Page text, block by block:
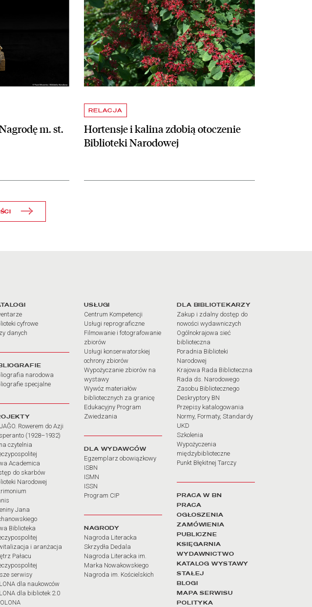
m. st.
RELACJA
Hortensje i kalina zdobią otoczenie
Biblioteki Narodowej
działów
cyfrowe
danych
narodowa
specjalne
Rowerem do Azji
(1928–1932)
czytelnia
Academica
do skarbów
Narodowej
Jana
Biblioteka
i aranżacja
Pałacu
serwisy
dla naukowców
dla bibliotek 2.0
USŁUGI
Centrum Kompetencji
Usługi reprograficzne
Filmowanie i fotografowanie
zbiorów
Usługi konserwatorskiej
ochrony zbiorów
Wypożyczanie zbiorów na
wystawy
Wywóz materiałów
bibliotecznych za granicę
Edukacyjny Program
Zwiedzania
DLA WYDAWCÓW
Egzemplarz obowiązkowy
ISBN
ISMN
ISSN
Program CIP
NAGRODY
Nagroda Literacka
Skrzydła Dedala
Nagroda Literacka im.
Marka Nowakowskiego
Nagroda im. Kościelskich
DLA BIBLIOTEKARZY
Zakup i zdalny dostęp do
nowości wydawniczych
Ogólnokrajowa sieć
biblioteczna
Poradnia Biblioteki
Narodowej
Krajowa Rada Biblioteczna
Rada ds. Narodowego
Zasobu Bibliotecznego
Deskryptory BN
Przepisy katalogowania
Normy, Formaty, Standardy
UKD
Szkolenia
Wypożyczenia
międzybiblioteczne
Punkt Błękitnej Tarczy
PRACA W BN
PRACA
OGŁOSZENIA
ZAMÓWIENIA
PUBLICZNE
KSIĘGARNIA
WYDAWNICTWO
KATALOG WYSTAWY
STAŁEJ
BLOGI
MAPA SERWISU
POLITYKA